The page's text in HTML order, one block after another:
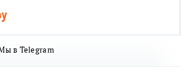
в Telegram